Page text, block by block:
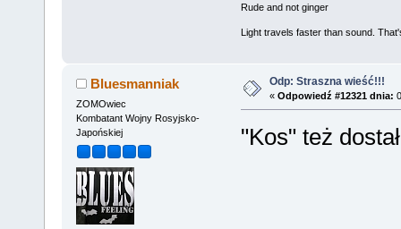
Rude and not ginger
Light travels faster than sound.
Bluesmanniak
ZOMOwiec
Kombatant Wojny Rosyjsko-
Japońskiej
Odp: Straszna wieść!!!
« Odpowiedź #12321 dnia:
"Kos" też